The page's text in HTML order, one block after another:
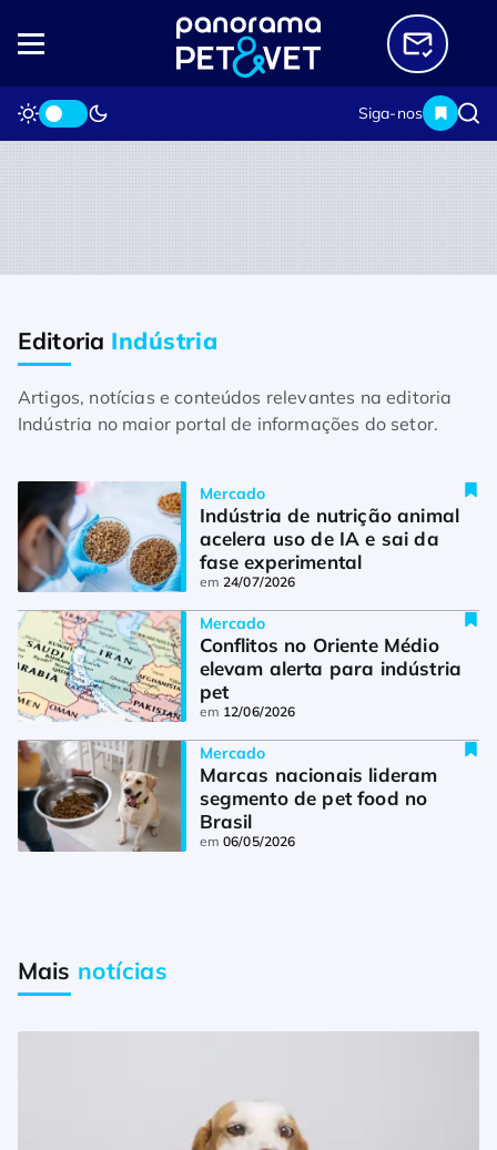
Siga-nos
Home Editorias Indústria
Editoria Indústria
Artigos, notícias e conteúdos relevantes na editoria
Indústria no maior portal de informações do setor.
Indústria
Comportamento do tutor pet molda
decisões na indústria de cosméticos
Mercado
Indústria de nutrição animal
acelera uso de IA e sai da
fase experimental
em 24/07/2026
Mercado
Conflitos no Oriente Médio
elevam alerta para indústria
pet
em 12/06/2026
Mercado
Marcas nacionais lideram
segmento de pet food no
Brasil
em 06/05/2026
Mais notícias